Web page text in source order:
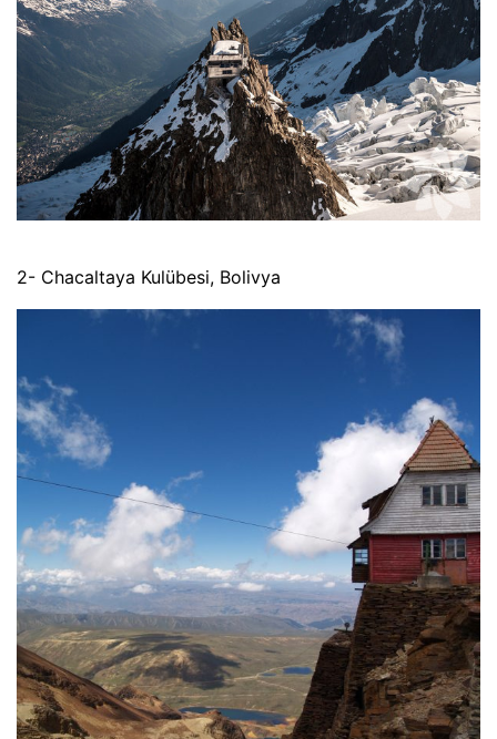
2- Chacaltaya Kulübesi, Bolivya